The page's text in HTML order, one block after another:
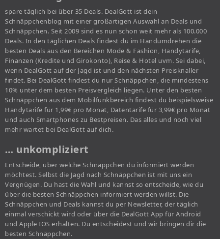
spare täglich bei über 35 Deals. DealGott ist dein
Schnäppchenblog mit einer großartigen Auswahl an Deals und
Schnäppchen. Seit 2009 sind es nun schon weit mehr als 100.000
Deals. In den täglichen Deals findest du im Handumdrehen die
besten Deals aus den Bereichen Mode & Fashion, Handytarife,
Finanzen (Kredite und Girokonto), Reise & Hotel uvm. Sei dabei,
wenn DealGott auf der Jagd ist und den nächsten Preisknaller
findet. Bei DealGott findest du nur Schnäppchen, die mindestens
10% unter dem besten Preisvergleich liegen. Unter den besten
Schnäppchen aus dem Mobilfunkbereich findest du beispielsweise
Handytarife für 1,99€ pro Monat, Datentarife für 3,99€ pro Monat
und auch Smartphones zu Bestpreisen. Das alles und noch viel
mehr wartet bei DealGott auf dich.
… unkompliziert
Entscheide, über welche Schnäppchen du informiert werden
möchtest. Selbst die Jagd nach Schnäppchen ist mit uns ein
Vergnügen. Du hast die Wahl und kannst so entscheide, wie du
über die besten Schnäppchen informiert werden willst. Die
Schnäppchen und Deals kannst du per Newsletter, der täglich
einmal verschickt wird oder über die DealGott App für Android
und Apple IOS erhalten. Du entscheidest und wir bringen dir die
besten Schnäppchen.